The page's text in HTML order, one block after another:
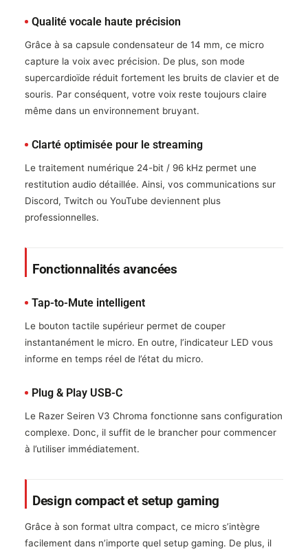
Qualité vocale haute précision
Grâce à sa capsule condensateur de 14 mm, ce micro
capture la voix avec précision. De plus, son mode
supercardioïde réduit fortement les bruits de clavier et de
souris. Par conséquent, votre voix reste toujours claire
même dans un environnement bruyant.
Clarté optimisée pour le streaming
Le traitement numérique 24-bit / 96 kHz permet une
restitution audio détaillée. Ainsi, vos communications sur
Discord, Twitch ou YouTube deviennent plus
professionnelles.
Fonctionnalités avancées
Tap-to-Mute intelligent
Le bouton tactile supérieur permet de couper
instantanément le micro. En outre, l’indicateur LED vous
informe en temps réel de l’état du micro.
Plug & Play USB-C
Le Razer Seiren V3 Chroma fonctionne sans configuration
complexe. Donc, il suffit de le brancher pour commencer
à l’utiliser immédiatement.
Design compact et setup gaming
Grâce à son format ultra compact, ce micro s’intègre
facilement dans n’importe quel setup gaming. De plus, il